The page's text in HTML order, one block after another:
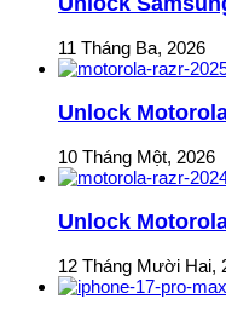
11 Tháng Ba, 2026
Unlock
10 Tháng Một, 2026
Unlock
12 Tháng Mười Hai,